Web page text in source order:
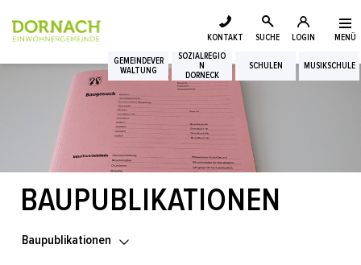
Kopfzeile
zur Startseite
Direkt zur Hauptnavigation
Direkt zum Inhalt
Direkt zur Suche
Direkt zum Stichwortverzeichnis
MENÜ
KONTAKT SUCHE LOGIN
GEMEINDEVER
WALTUNG
SOZIALREGIO
N
DORNECK
SCHULEN MUSIKSCHULE
Login
Suche
Inhalt
BAUPUBLIKATIONEN
Baupublikationen